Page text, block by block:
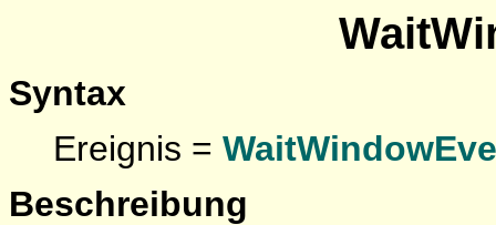
Syntax
Ereignis =
Beschreibung